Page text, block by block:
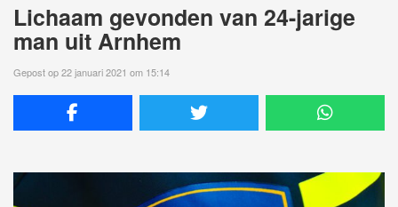
Lichaam gevonden van 24-jarige
man uit Arnhem
Gepost op 22 januari 2021 om 15:14